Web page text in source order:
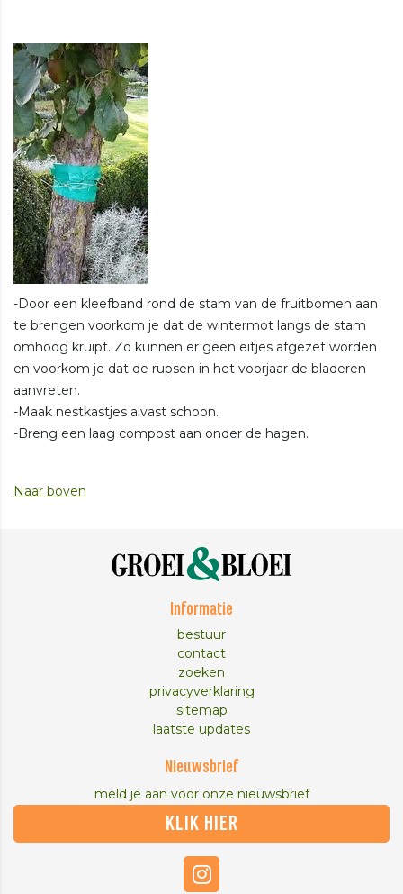
-Door een kleefband rond de stam van de fruitbomen aan
te brengen voorkom je dat de wintermot langs de stam
omhoog kruipt. Zo kunnen er geen eitjes afgezet worden
en voorkom je dat de rupsen in het voorjaar de bladeren
aanvreten.
-Maak nestkastjes alvast schoon.
-Breng een laag compost aan onder de hagen.
Naar boven
Informatie
bestuur
contact
zoeken
privacyverklaring
sitemap
laatste updates
Nieuwsbrief
meld je aan voor onze nieuwsbrief
KLIK HIER